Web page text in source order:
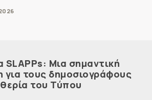
SLAPPs: Μια σημαντική
για τους δημοσιογράφους
του Τύπου